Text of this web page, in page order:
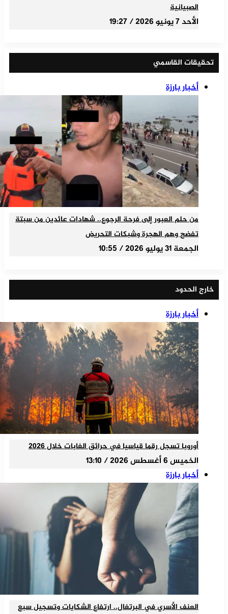
الصبيانية
الأحد 7 يونيو 2026 / 19:27
تحقيقات القاسمي
أخبار بارزة
من حلم العبور إلى فرحة الرجوع.. شهادات عائدين من سبتة
تفضح وهم الهجرة وشبكات التحريض
الجمعة 31 يوليو 2026 / 10:55
خارج الحدود
أخبار بارزة
أوروبا تسجل رقما قياسيا في حرائق الغابات خلال 2026
الخميس 6 أغسطس 2026 / 13:10
أخبار بارزة
العنف الأسري في البرتغال.. ارتفاع الشكايات وتسجيل سبع